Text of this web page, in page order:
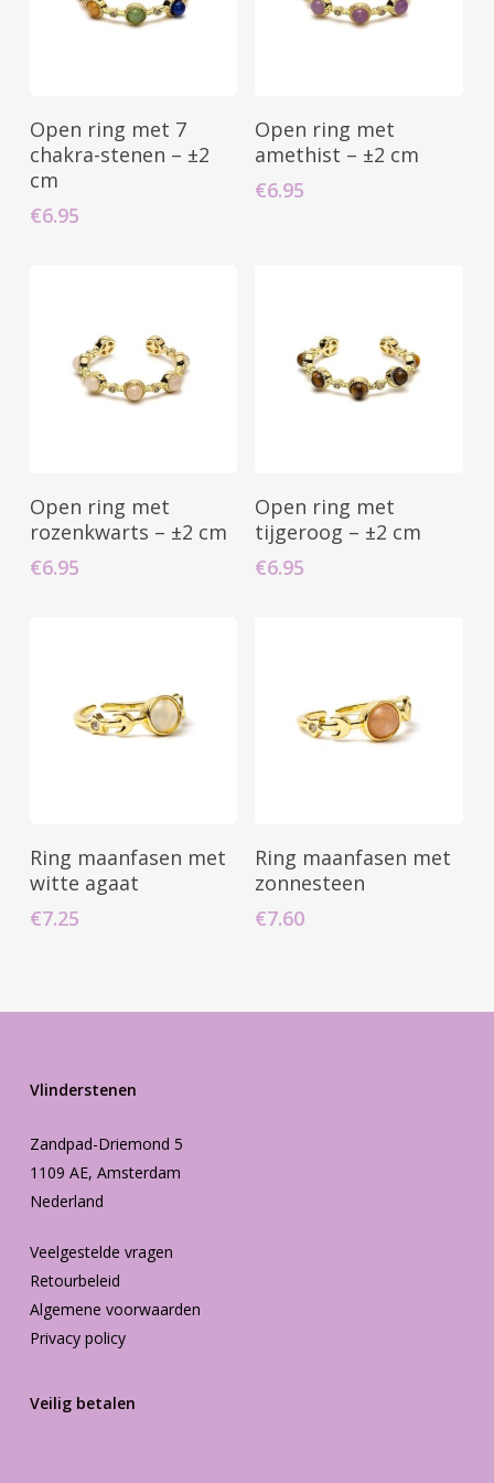
Go To Shop
Toevoegen Aan
Winkelwagen
Open ring met 7
chakra-stenen – ±2
cm
€6.95
Toevoegen Aan
Winkelwagen
Open ring met
amethist – ±2 cm
€6.95
Toevoegen Aan
Winkelwagen
Open ring met
rozenkwarts – ±2 cm
€6.95
Toevoegen Aan
Winkelwagen
Open ring met
tijgeroog – ±2 cm
€6.95
Toevoegen Aan
Winkelwagen
Ring maanfasen met
witte agaat
€7.25
Toevoegen Aan
Winkelwagen
Ring maanfasen met
zonnesteen
€7.60
Vlinderstenen
Zandpad-Driemond 5
1109 AE, Amsterdam
Nederland
Veelgestelde vragen
Retourbeleid
Algemene voorwaarden
Privacy policy
Veilig betalen